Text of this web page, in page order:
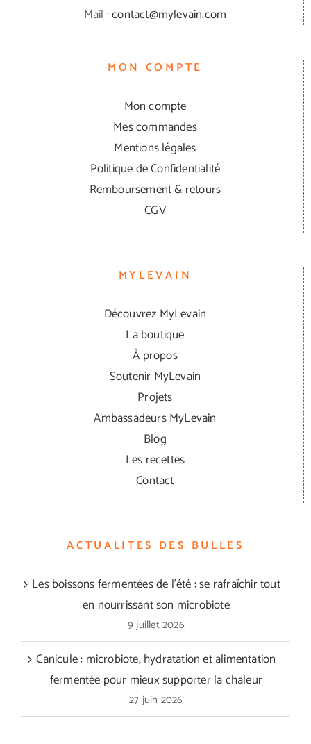
Mail :contact@mylevain.com
MON COMPTE
Mon compte
Mes commandes
Mentions légales
Politique de Confidentialité
Remboursement & retours
CGV
MYLEVAIN
Découvrez MyLevain
La boutique
À propos
Soutenir MyLevain
Projets
Ambassadeurs MyLevain
Blog
Les recettes
Contact
ACTUALITES DES BULLES
Les boissons fermentées de l’été : se rafraîchir tout
en nourrissant son microbiote
9 juillet 2026
Canicule : microbiote, hydratation et alimentation
fermentée pour mieux supporter la chaleur
27 juin 2026